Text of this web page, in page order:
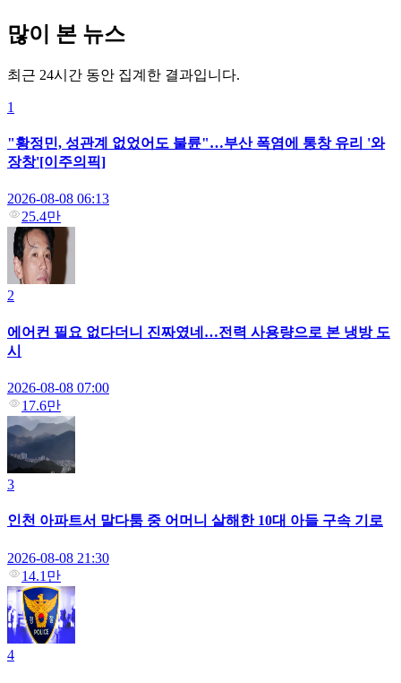
많이 본 뉴스
최근 24시간 동안 집계한 결과입니다.
1
"황정민, 성관계 없었어도 불륜"…부산 폭염에 통창 유리 '와
장창'[이주의픽]
2026-08-08 06:13
25.4만
2
에어컨 필요 없다더니 진짜였네…전력 사용량으로 본 냉방 도
시
2026-08-08 07:00
17.6만
3
인천 아파트서 말다툼 중 어머니 살해한 10대 아들 구속 기로
2026-08-08 21:30
14.1만
4